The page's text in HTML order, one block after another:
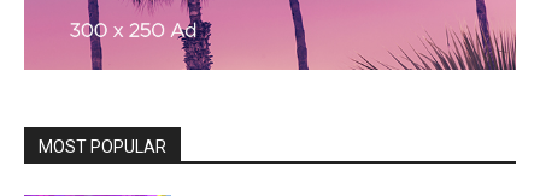
MOST POPULAR